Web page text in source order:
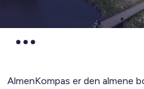
AlmenKompas er den almene